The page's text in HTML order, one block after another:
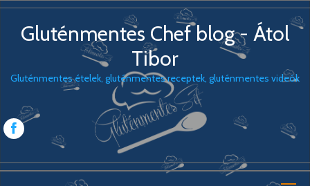
Gluténmentes Chef blog - Átol
Tibor
Gluténmentes ételek, gluténmentes receptek, gluténmentes videók